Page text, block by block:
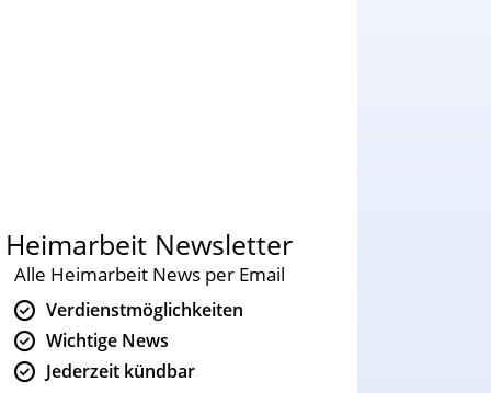
Heimarbeit Newsletter
Alle Heimarbeit News per Email
Verdienstmöglichkeiten
Wichtige News
Jederzeit kündbar